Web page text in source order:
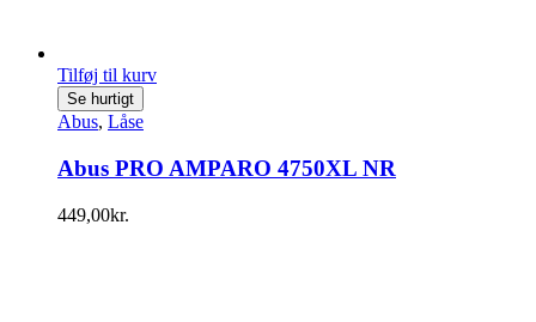
Tilføj til kurv
Se hurtigt
Abus, Låse
Abus PRO AMPARO 4750XL NR
449,00kr.